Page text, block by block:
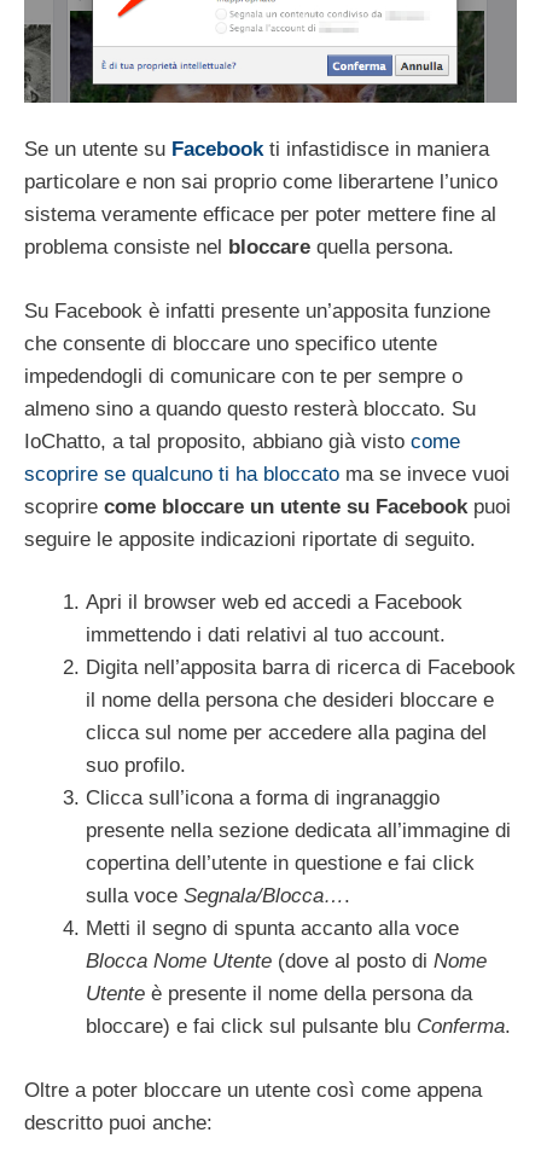
Se un utente su Facebookti infastidisce in maniera
particolare e non sai proprio come liberartene l’unico
sistema veramente efficace per poter mettere fine al
problema consiste nel
bloccare quella persona.
Su Facebook è infatti presente un’apposita funzione
che consente di bloccare uno specifico utente
impedendogli di comunicare con te per sempre o
almeno sino a quando questo resterà bloccato. Su
IoChatto, a tal proposito, abbiano già visto come
scoprire se qualcuno ti ha bloccato ma se invece vuoi
scoprire come bloccare un utente su Facebook puoi
seguire le apposite indicazioni riportate di seguito.
Apri il browser web ed accedi a Facebook
immettendo i dati relativi al tuo account.
Digita nell’apposita barra di ricerca di Facebook
il nome della persona che desideri bloccare e
clicca sul nome per accedere alla pagina del
suo profilo.
Clicca sull’icona a forma di ingranaggio
presente nella sezione dedicata all’immagine di
copertina dell’utente in questione e fai click
sulla voce Segnala/Blocca….
Metti il segno di spunta accanto alla voce
Blocca Nome Utente (dove al posto di Nome
Utente è presente il nome della persona da
bloccare) e fai click sul pulsante blu Conferma.
Oltre a poter bloccare un utente così come appena
descritto puoi anche: